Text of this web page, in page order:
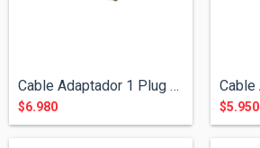
Cable Adaptador 1 Plug 3.5 a 2 Jack 3.5...
$6.980 $5.950